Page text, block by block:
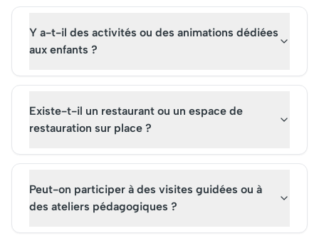
Y a-t-il des activités ou des animations dédiées
aux enfants ?
Existe-t-il un restaurant ou un espace de
restauration sur place ?
Peut-on participer à des visites guidées ou à
des ateliers pédagogiques ?